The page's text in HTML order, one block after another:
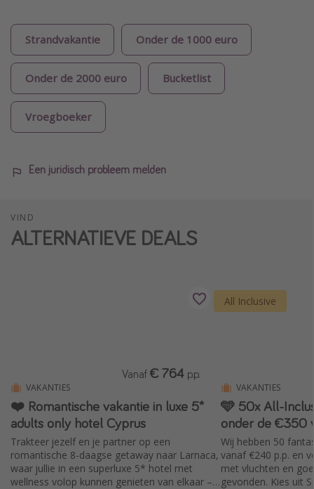
Strandvakantie Onder de 1000 euro
Onder de 2000 euro Bucketlist
Vroegboeker
Een juridisch probleem melden
VIND
ALTERNATIEVE DEALS
VAKANTIES
❤️ Romantische vakantie in luxe 5*
adults only hotel Cyprus
Trakteer jezelf en je partner op een
romantische 8-daagse getaway naar Larnaca,
waar jullie in een superluxe 5* hotel met
wellness volop kunnen genieten van elkaar –
Vanaf € 764 p.p.
All Inclusive
VAKANTIES
🩵 50x All-
onder de €350
Wij hebben 50
vanaf €240 p.p. en
met vluchten en
gevonden. Kies uit